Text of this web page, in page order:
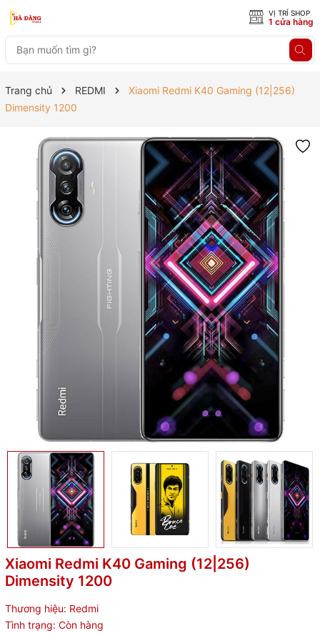
VỊ TRÍ SHOP
1 cửa hàng
Trang chủ REDMI
Xiaomi Redmi K40 Gaming (12|256)
Dimensity 1200
Xiaomi Redmi K40 Gaming (12|256)
Dimensity 1200
Thương hiệu: Redmi
Tình trạng: Còn hàng